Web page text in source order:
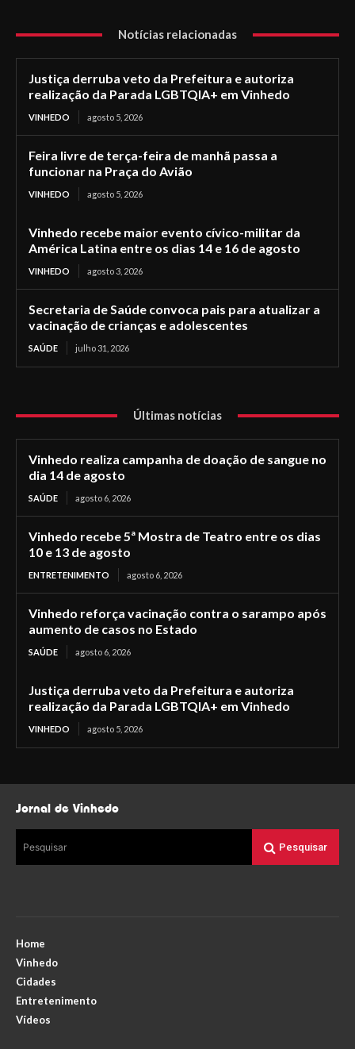
Notícias relacionadas
Justiça derruba veto da Prefeitura e autoriza
realização da Parada LGBTQIA+ em Vinhedo
VINHEDO agosto 5, 2026
Feira livre de terça-feira de manhã passa a
funcionar na Praça do Avião
VINHEDO agosto 5, 2026
Vinhedo recebe maior evento cívico-militar da
América Latina entre os dias 14 e 16 de agosto
VINHEDO agosto 3, 2026
Secretaria de Saúde convoca pais para atualizar a
vacinação de crianças e adolescentes
SAÚDE julho 31, 2026
Últimas notícias
Vinhedo realiza campanha de doação de sangue no
dia 14 de agosto
SAÚDE agosto 6, 2026
Vinhedo recebe 5ª Mostra de Teatro entre os dias
10 e 13 de agosto
ENTRETENIMENTO agosto 6, 2026
Vinhedo reforça vacinação contra o sarampo após
aumento de casos no Estado
SAÚDE agosto 6, 2026
Justiça derruba veto da Prefeitura e autoriza
realização da Parada LGBTQIA+ em Vinhedo
VINHEDO agosto 5, 2026
Jornal de Vinhedo
Pesquisar Pesquisar
Home
Vinhedo
Cidades
Entretenimento
Vídeos